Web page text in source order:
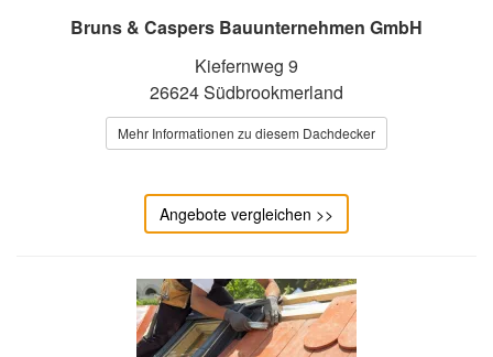
Bruns & Caspers Bauunternehmen GmbH
Kiefernweg 9
26624 Südbrookmerland
Mehr Informationen zu diesem Dachdecker
Angebote vergleichen >>